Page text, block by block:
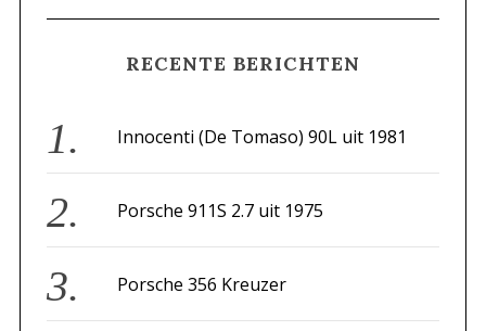
f
o
:
C
RECENTE BERICHTEN
Innocenti (De Tomaso) 90L uit 1981
Porsche 911S 2.7 uit 1975
Porsche 356 Kreuzer